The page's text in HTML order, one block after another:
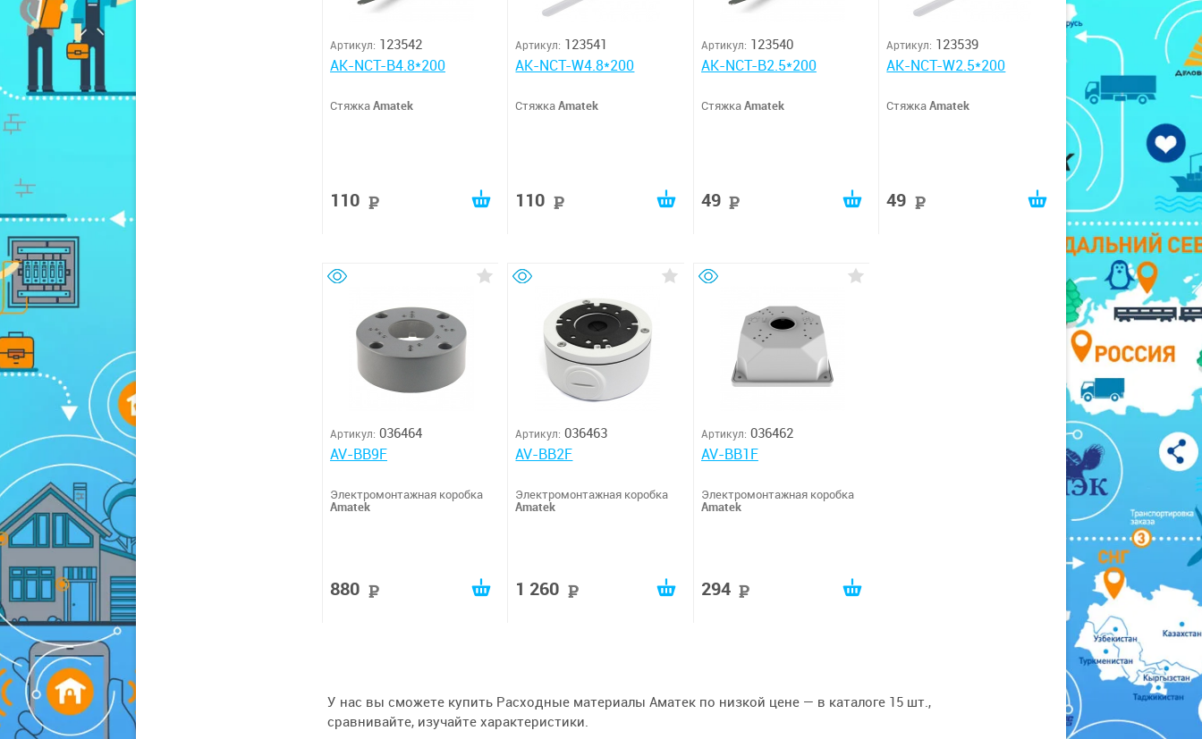
Артикул: 123542
AK-NCT-B4.8*200
СтяжкаAmatek
110
Артикул: 123541
AK-NCT-W4.8*200
СтяжкаAmatek
110
Артикул: 123540
AK-NCT-B2.5*200
СтяжкаAmatek
49
Артикул: 123539
AK-NCT-W2.5*200
СтяжкаAmatek
49
Артикул: 036464
AV-BB9F
Электромонтажная коробка
Amatek
880
Артикул: 036463
AV-BB2F
Электромонтажная коробка
Amatek
1 260
Артикул: 036462
AV-BB1F
Электромонтажная коробка
Amatek
294
У нас вы сможете купить Расходные материалы Аматек по низкой цене — в каталоге 15 шт.,
сравнивайте, изучайте характеристики.